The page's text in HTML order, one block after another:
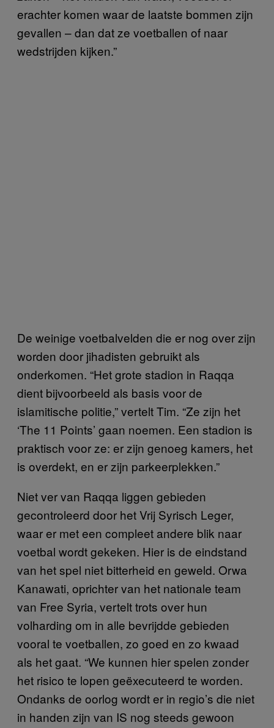
erachter komen waar de laatste bommen zijn
gevallen – dan dat ze voetballen of naar
wedstrijden kijken.”
De weinige voetbalvelden die er nog over zijn
worden door jihadisten gebruikt als
onderkomen. “Het grote stadion in Raqqa
dient bijvoorbeeld als basis voor de
islamitische politie,” vertelt Tim. “Ze zijn het
‘The 11 Points’ gaan noemen. Een stadion is
praktisch voor ze: er zijn genoeg kamers, het
is overdekt, en er zijn parkeerplekken.”
Niet ver van Raqqa liggen gebieden
gecontroleerd door het Vrij Syrisch Leger,
waar er met een compleet andere blik naar
voetbal wordt gekeken. Hier is de eindstand
van het spel niet bitterheid en geweld. Orwa
Kanawati, oprichter van het nationale team
van Free Syria, vertelt trots over hun
volharding om in alle bevrijdde gebieden
vooral te voetballen, zo goed en zo kwaad
als het gaat. “We kunnen hier spelen zonder
het risico te lopen geëxecuteerd te worden.
Ondanks de oorlog wordt er in regio’s die niet
in handen zijn van IS nog steeds gewoon